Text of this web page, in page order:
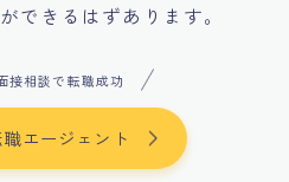
できるはずあります。
接相談で転職成功
エージェント